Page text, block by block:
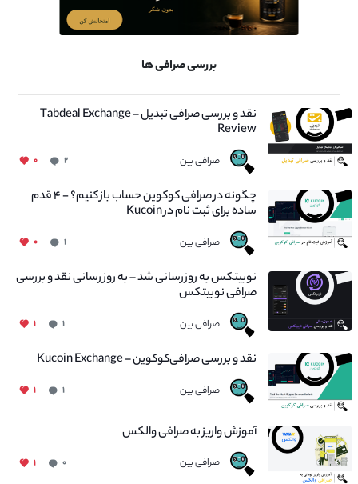
بررسی صرافی ها
نقد و بررسی صرافی تبدیل – Tabdeal Exchange
Review
صرافی بین ۲ ۰
چگونه در صرافی کوکوین حساب باز کنیم؟ - ۴ قدم
ساده برای ثبت نام در Kucoin
صرافی بین ۱ ۰
نوبیتکس به روزرسانی شد – به روز رسانی نقد و بررسی
صرافی نوبیتکس
صرافی بین ۱ ۱
نقد و بررسی صرافی‌کوکوین – Kucoin Exchange
صرافی بین ۱ ۱
آموزش واریز به صرافی والکس
صرافی بین ۰ ۱